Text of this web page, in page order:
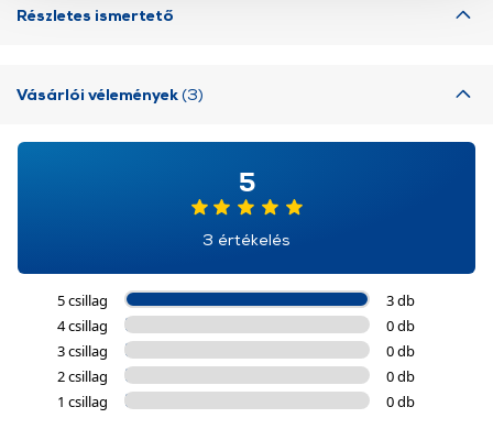
használatával Ön elfogadja a cookie-k használatát.
Részletes ismertető
Vásárlói vélemények(3)
5
3 értékelés
5 csillag
3 db
4 csillag
0 db
3 csillag
0 db
2 csillag
0 db
1 csillag
0 db